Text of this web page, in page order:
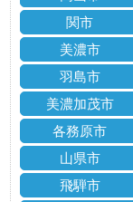
関市
美濃市
羽島市
美濃加茂市
各務原市
山県市
飛騨市